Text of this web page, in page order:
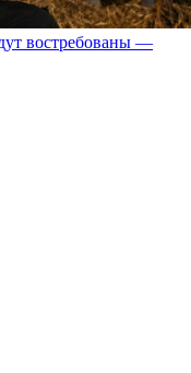
востребованы —